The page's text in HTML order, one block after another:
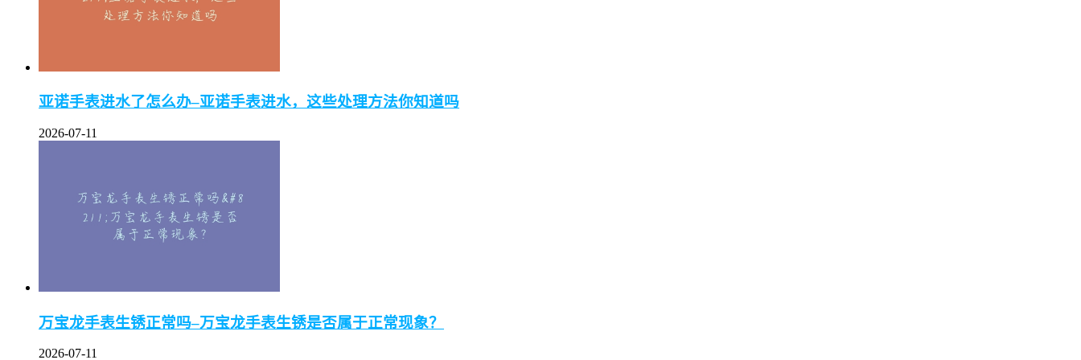
亚诺手表进水了怎么办–亚诺手表进水，这些处理方法你知道吗
2026-07-11
万宝龙手表生锈正常吗–万宝龙手表生锈是否属于正常现象？
2026-07-11